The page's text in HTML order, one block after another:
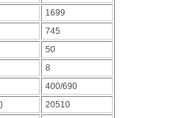
1699
745
50
8
400/690
20510